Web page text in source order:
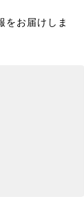
をお届けしま